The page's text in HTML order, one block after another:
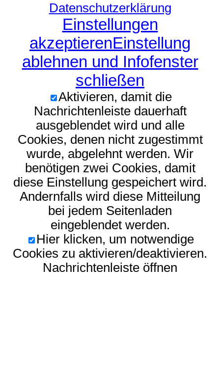
Datenschutzerklärung
Einstellungen
akzeptierenEinstellung
ablehnen und Infofenster
schließen
Aktivieren, damit die
Nachrichtenleiste dauerhaft
ausgeblendet wird und alle
Cookies, denen nicht zugestimmt
wurde, abgelehnt werden. Wir
benötigen zwei Cookies, damit
diese Einstellung gespeichert wird.
Andernfalls wird diese Mitteilung
bei jedem Seitenladen
eingeblendet werden.
Hier klicken, um notwendige
Cookies zu aktivieren/deaktivieren.
Nachrichtenleiste öffnen